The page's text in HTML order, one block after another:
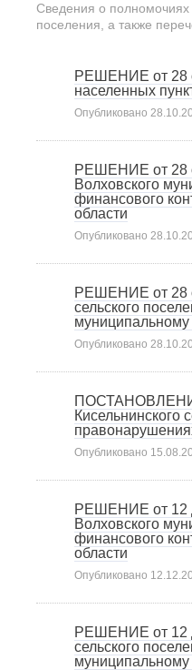
Сведения о полномочиях
поселения, а также
РЕШЕНИЕ от 28
населенных
Опубликовано
РЕШЕНИЕ от 28
Волховского
финансового
области
Опубликовано
РЕШЕНИЕ от 28
сельского
муниципальному
Опубликовано
ПОСТАНОВЛЕНИЕ
Кисельнинского
Опубликовано
РЕШЕНИЕ от 12
Волховского
финансового
области
Опубликовано
РЕШЕНИЕ от 12
сельского
муниципальному